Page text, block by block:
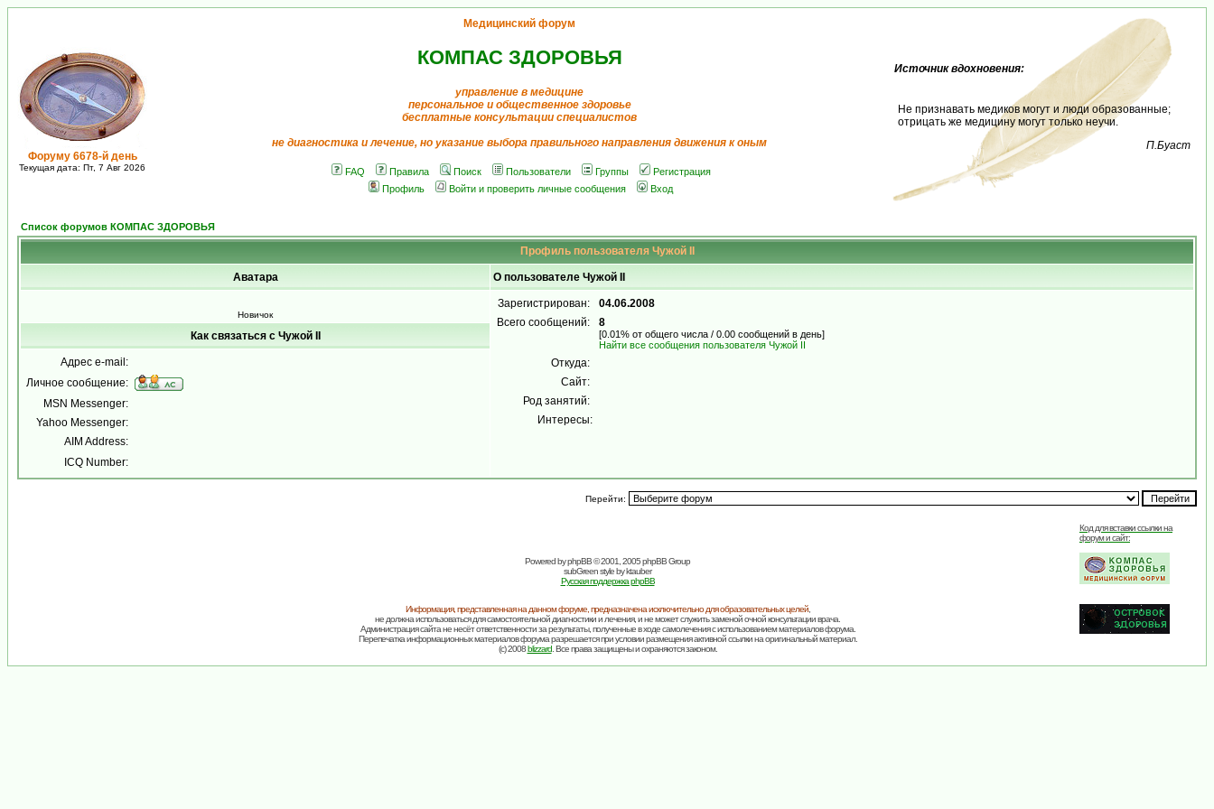
Форуму 6678-й день
Текущая дата: Пт, 7 Авг 2026
Медицинский форум
КОМПАС ЗДОРОВЬЯ
управление в медицине
персональное и общественное здоровье
бесплатные консультации специалистов
не диагностика и лечение, но указание выбора правильного направления движения к оным
FAQ Правила Поиск Пользователи Группы
Регистрация
Профиль
Войти и проверить личные сообщения Вход
Источник вдохновения:
Не признавать медиков могут и люди образованные;
отрицать же медицину могут только неучи.
П.Буаст
Список форумов КОМПАС ЗДОРОВЬЯ
Профиль пользователя Чужой II
Аватара О пользователе Чужой II
Новичок
Зарегистрирован:
04.06.2008
Всего сообщений:
8
[0.01% от общего числа / 0.00 сообщений в день]
Найти все сообщения пользователя Чужой II
Откуда:
Сайт:
Род занятий:
Интересы:
Как связаться с Чужой II
Адрес e-mail:
Личное сообщение:
MSN Messenger:
Yahoo Messenger:
AIM Address:
ICQ Number:
Перейти:
Powered byphpBB© 2001, 2005 phpBB Group
subGreen style byktauber
Русская поддержка phpBB
Код для вставки ссылки на
форум и сайт:
Информация, представленная на данном форуме, предназначена исключительно для образовательных целей,
не должна использоваться для самостоятельной диагностики и лечения, и не может служить заменой очной консультации врача.
Администрация сайта не несёт ответственности за результаты, полученные в ходе самолечения с использованием материалов форума.
Перепечатка информационных материалов форума разрешается при условии размещения активной ссылки на оригинальный материал.
(c) 2008blizzard. Все права защищены и охраняются законом.